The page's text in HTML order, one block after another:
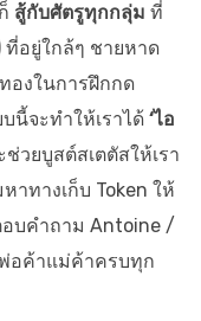
สู้กับศัตรูทุกกลุ่ม ที่
ที่อยู่ใกล้ๆ ชายหาด
องในการฝึกกด
นี้จะทำให้เราได้ ‘ไอ
วยบูสต์สเตตัสให้เรา
าทางเก็บ Token ให้
อบคำถาม Antoine /
พ่อค้าแม่ค้าครบทุก